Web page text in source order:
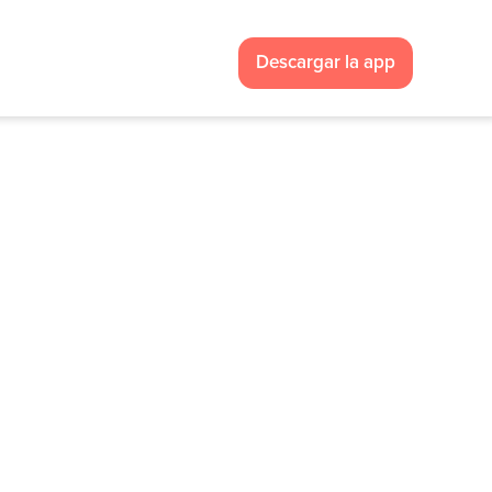
Descargar la app